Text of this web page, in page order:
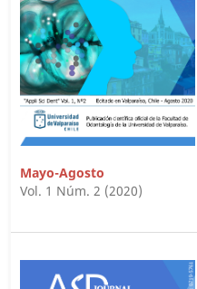
Mayo-Agosto
Vol. 1 Núm. 2 (2020)